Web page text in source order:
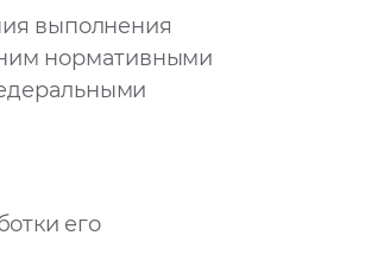
выполнения
нормативными
его